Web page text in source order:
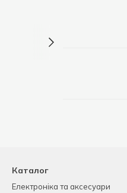
Каталог
Електроніка та аксесуари